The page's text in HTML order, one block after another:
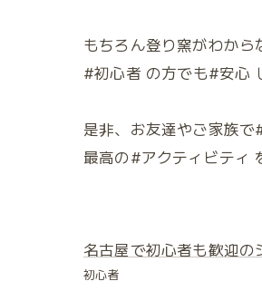
もちろん登り窯がわから
#初心者 の方でも#安心
是非、お友達やご家族
最高の#アクティビティ
名古屋で初心者も歓迎の
初心者